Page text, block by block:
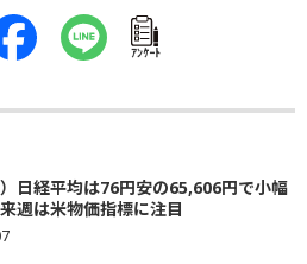
ｱﾝｹｰﾄ
）日経平均は76円安の65,606円で小幅
週は米物価指標に注目